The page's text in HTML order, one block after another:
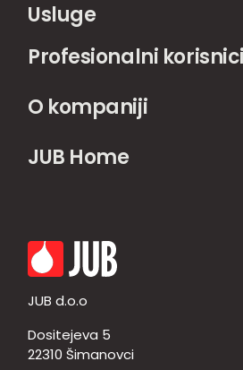
Usluge
Profesionalni korisnici
O kompaniji
JUB Home
JUB d.o.o
Dositejeva 5
22310 Šimanovci